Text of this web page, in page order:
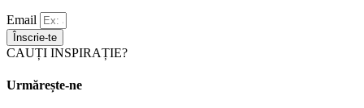
Email
Înscrie-te
CAUȚI INSPIRAȚIE?
Urmărește-ne